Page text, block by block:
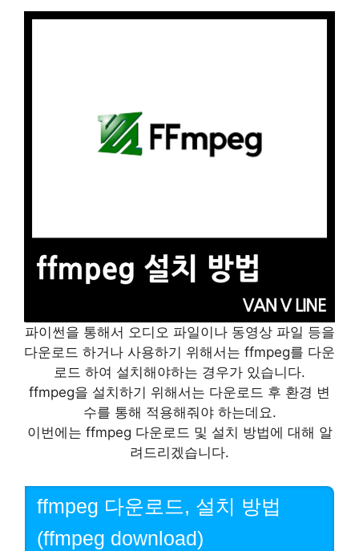
파이썬을 통해서 오디오 파일이나 동영상 파일 등을
다운로드 하거나 사용하기 위해서는 ffmpeg를 다운
로드 하여 설치해야하는 경우가 있습니다.
ffmpeg을 설치하기 위해서는 다운로드 후 환경 변
수를 통해 적용해줘야 하는데요.
이번에는 ffmpeg 다운로드 및 설치 방법에 대해 알
려드리겠습니다.
ffmpeg 다운로드, 설치 방법
(ffmpeg download)